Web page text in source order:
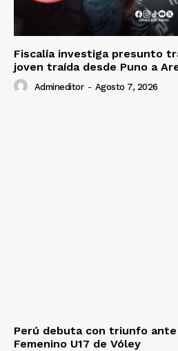
Fiscalía investiga presunto
joven traída desde Puno a
Admineditor - Agosto 7, 2026
Perú debuta con triunfo
Femenino U17 de Vóley